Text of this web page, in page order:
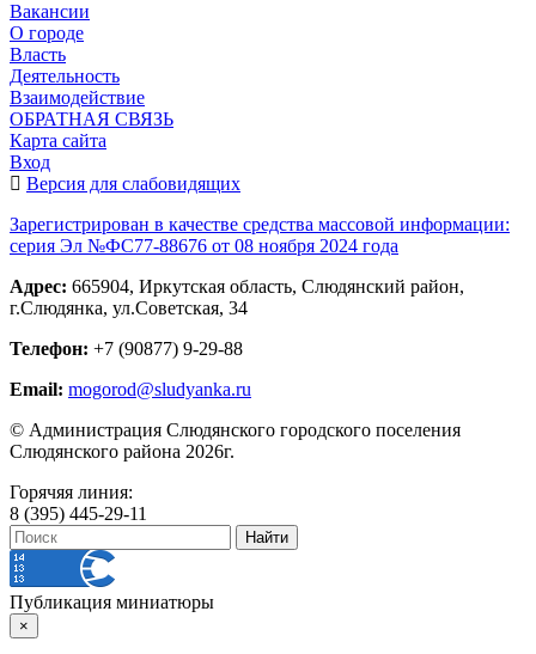
Вакансии
О городе
Власть
Деятельность
Взаимодействие
ОБРАТНАЯ СВЯЗЬ
Карта сайта
Вход
Версия для слабовидящих
Зарегистрирован в качестве средства массовой информации:
серия Эл №ФС77-88676 от 08 ноября 2024 года
Адрес: 665904, Иркутская область, Слюдянский район,
г.Слюдянка, ул.Советская, 34
Телефон: +7 (90877) 9-29-88
Email: mogorod@sludyanka.ru
© Администрация Слюдянского городского поселения
Слюдянского района 2026г.
Горячяя линия:
8 (395) 445-29-11
Публикация миниатюры
×